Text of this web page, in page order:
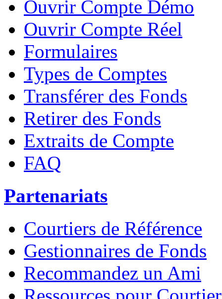
Ouvrir Compte Démo
Ouvrir Compte Réel
Formulaires
Types de Comptes
Transférer des Fonds
Retirer des Fonds
Extraits de Compte
FAQ
Partenariats
Courtiers de Référence
Gestionnaires de Fonds
Recommandez un Ami